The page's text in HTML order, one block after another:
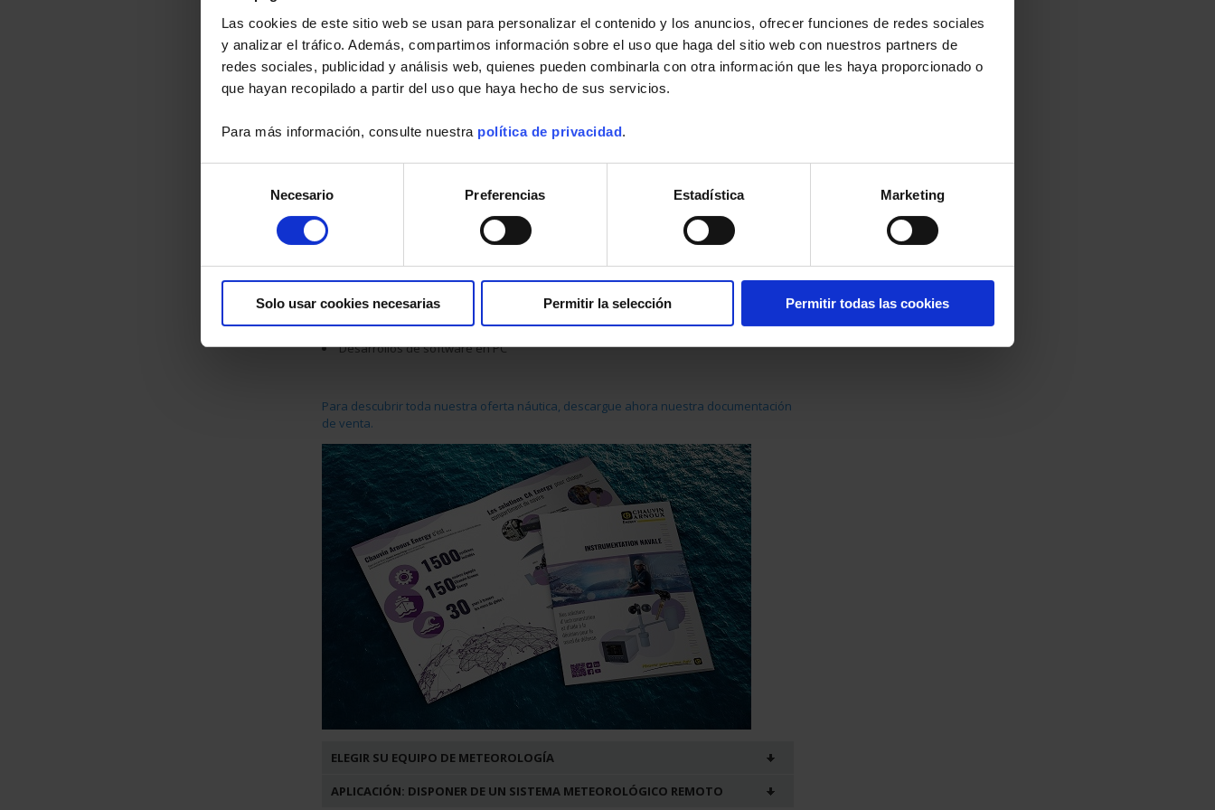
Las cookies de este sitio web se usan para personalizar el contenido y los anuncios, ofrecer funciones de redes sociales
y analizar el tráfico. Además, compartimos información sobre el uso que haga del sitio web con nuestros partners de
redes sociales, publicidad y análisis web, quienes pueden combinarla con otra información que les haya proporcionado o
que hayan recopilado a partir del uso que haya hecho de sus servicios.
Para más información, consulte nuestra política de privacidad.
consentimiento
Necesario Preferencias Estadística Marketing
Solo usar cookies necesarias Permitir la selección Permitir todas las cookies
la elaboración de equipos, puesta en servicio, configuración de instrumentos y
formación de operadores.Sensores meteorológicos(veletas, anemómetros,
barómetros, hidrómetros, etc.), escáneres de temperatura,indicadores de rumbo y
velocidad, Chauvin Arnoux Energy fabrica productos a medida para satisfacer los
requisitos muy precisos de la Defensa nacional y de los industriales.
supuesto, Chauvin Arnoux Energy trabaja con la marina nacional francesa y equipa
Medidas físicas
Automatismos
Regulación
Desarrollos electrónicos
Desarrollos de software integrados
Desarrollos de software en PC
Para descubrir toda nuestra oferta náutica, descargue ahora nuestra documentación
de venta.
ELEGIR SU EQUIPO DE METEOROLOGÍA
APLICACIÓN: DISPONER DE UN SISTEMA METEOROLÓGICO REMOTO